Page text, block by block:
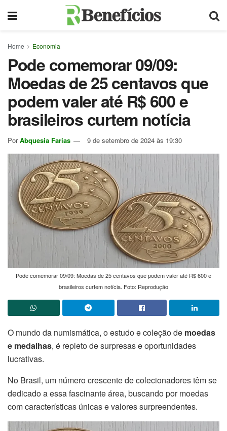
Home Economia
Pode comemorar 09/09:
Moedas de 25 centavos que
podem valer até R$ 600 e
brasileiros curtem notícia
Por Abquesia Farias 9 de setembro de 2024 às 19:30
Pode comemorar 09/09: Moedas de 25 centavos que podem valer até R$ 600 e
brasileiros curtem notícia. Foto: Reprodução
O mundo da numismática, o estudo e coleção de moedas
e medalhas, é repleto de surpresas e oportunidades
lucrativas.
No Brasil, um número crescente de colecionadores têm se
dedicado a essa fascinante área, buscando por moedas
com características únicas e valores surpreendentes.